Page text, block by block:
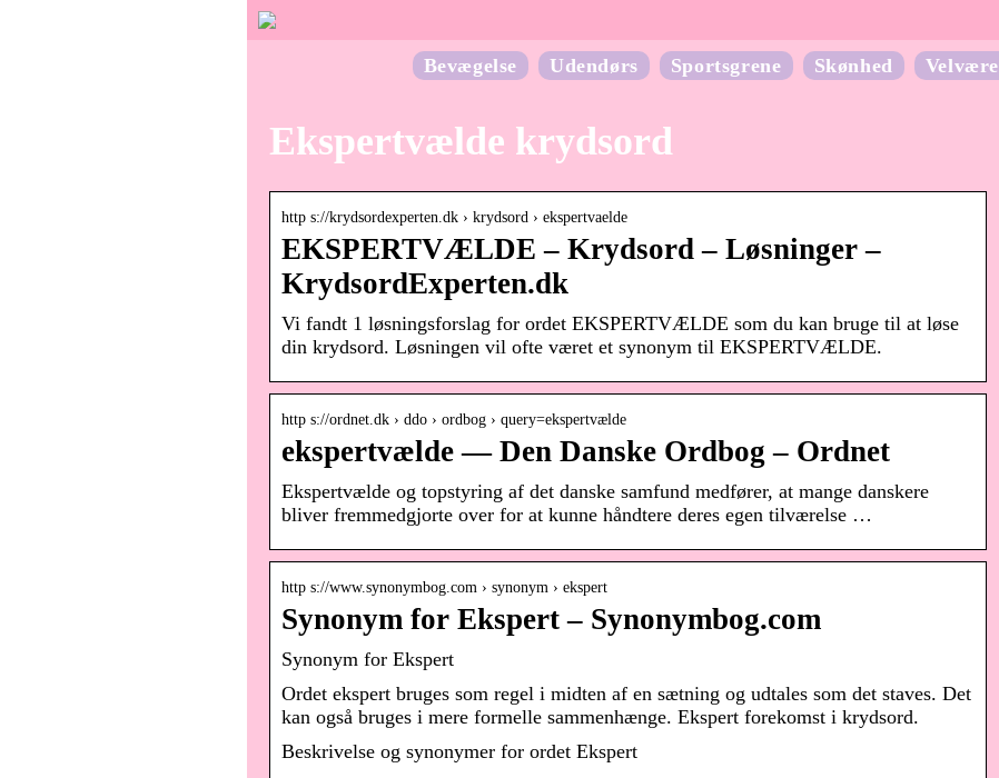
Bevægelse Udendørs Sportsgrene Skønhed Velvære
Ekspertvælde krydsord
http s://krydsordexperten.dk › krydsord › ekspertvaelde
EKSPERTVÆLDE – Krydsord – Løsninger –
KrydsordExperten.dk
Vi fandt 1 løsningsforslag for ordet EKSPERTVÆLDE som du kan bruge til at løse
din krydsord. Løsningen vil ofte været et synonym til EKSPERTVÆLDE.
http s://ordnet.dk › ddo › ordbog › query=ekspertvælde
ekspertvælde — Den Danske Ordbog – Ordnet
Ekspertvælde og topstyring af det danske samfund medfører, at mange danskere
bliver fremmedgjorte over for at kunne håndtere deres egen tilværelse …
http s://www.synonymbog.com › synonym › ekspert
Synonym for Ekspert – Synonymbog.com
Synonym for Ekspert
Ordet ekspert bruges som regel i midten af ​​en sætning og udtales som det staves. Det
kan også bruges i mere formelle sammenhænge. Ekspert forekomst i krydsord.
Beskrivelse og synonymer for ordet Ekspert